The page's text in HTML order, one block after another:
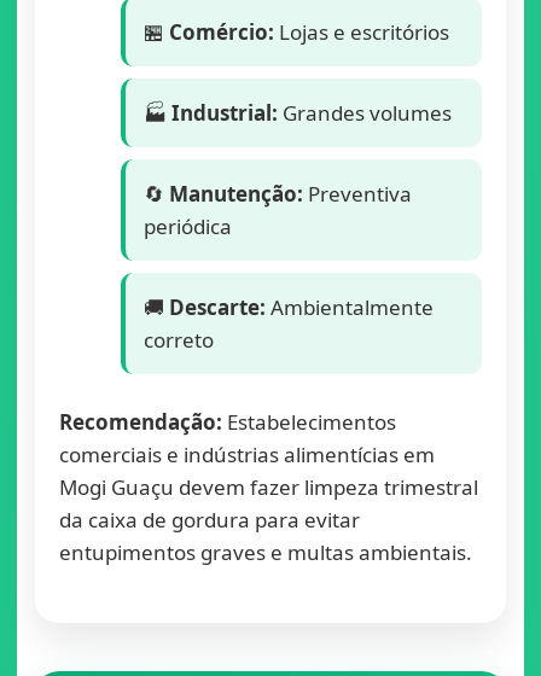
🏪 Comércio: Lojas e escritórios
🏭 Industrial: Grandes volumes
🔄 Manutenção: Preventiva
periódica
🚚 Descarte: Ambientalmente
correto
Recomendação: Estabelecimentos
comerciais e indústrias alimentícias em
Mogi Guaçu devem fazer limpeza trimestral
da caixa de gordura para evitar
entupimentos graves e multas ambientais.